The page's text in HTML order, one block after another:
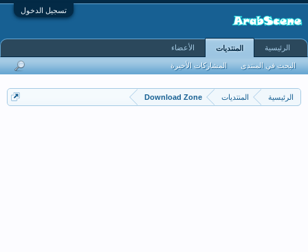
تسجيل الدخول
الرئيسية المنتديات Download Zone
الرئيسية المنتديات
البحث في المنتدى المشاركات الأخيرة
الأعضاء